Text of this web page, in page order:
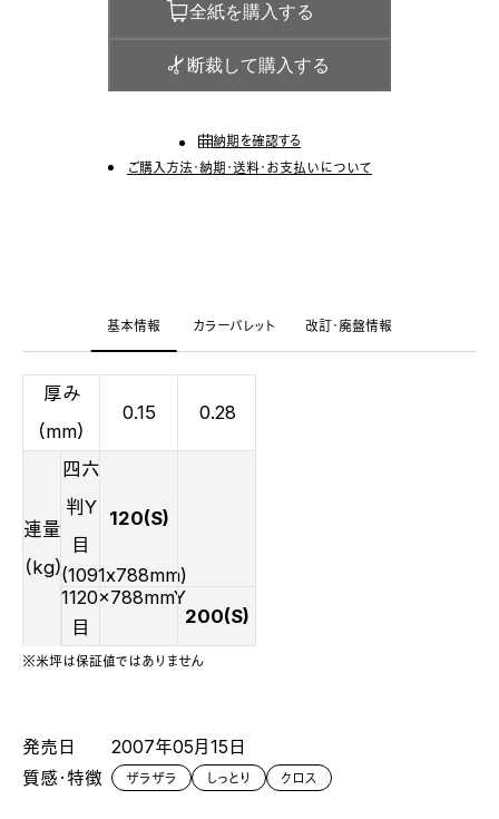
全紙を購入する
断裁して購入する
納期を確認する
ご購入方法・納期・送料・お支払いについて
基本情報 カラーパレット 改訂・廃盤情報
厚み
（mm）
0.15 0.28
連量
（kg）
四六
判Y
目
(1091x788mm)
120(S)
1120x788mmY
目
200(S)
※米坪は保証値ではありません
発売日
2007年05月15日
質感・特徴
ザラザラ しっとり クロス